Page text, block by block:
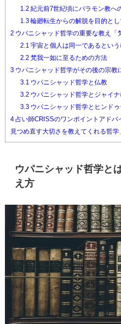
1.2紀元前7世紀頃にバラモン教へ
1.3輪廻転生からの解脱を目的と
2 ウパニシャッド哲学の重要な教え「
2.1 宇宙と個人は同一であるという
2.2梵我一如に至るための方法
3 ウパニシャッド哲学がその後の宗教
3.1 ウパニシャッド哲学と仏教
3.2ウパニシャッド哲学とジャイナ
3.3ウパニシャッド哲学とヒンドゥ
4 占い師CRISSのワンポイントアドバ
見つめ直す大切さを教えてくれる哲学
ウパニシャッド哲学と
え方